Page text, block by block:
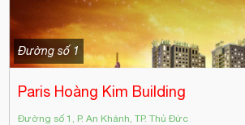
Đường số 1
Paris Hoàng Kim Building
Đường số 1, P. An Khánh, TP. Thủ Đức